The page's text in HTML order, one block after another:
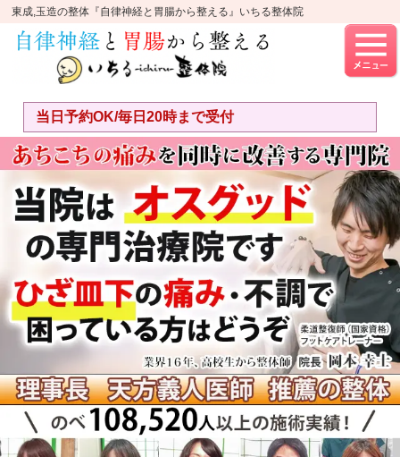
東成,玉造の整体『自律神経と胃腸から整える』いちる整体院
当日予約OK/毎日20時まで受付